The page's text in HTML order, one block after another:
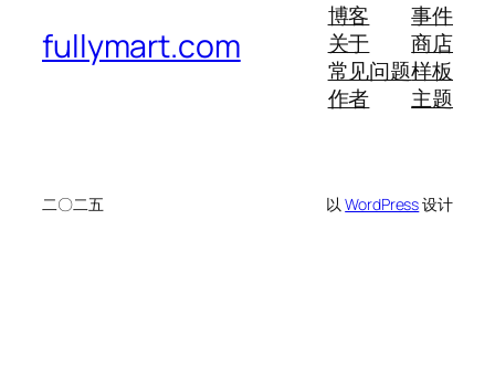
fullymart.com
博客
关于
常见问题
作者
事件
商店
样板
主题
二〇二五 以WordPress设计